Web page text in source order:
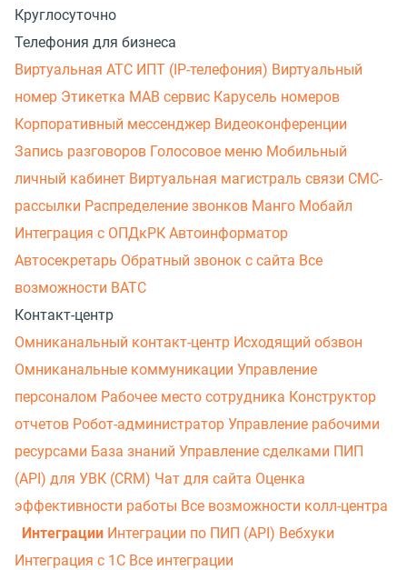
Круглосуточно
Телефония для бизнеса
Виртуальная АТС ИПТ (IP-телефония) Виртуальный
номер Этикетка МАВ сервис Карусель номеров
Корпоративный мессенджер Видеоконференции
Запись разговоров Голосовое меню Мобильный
личный кабинет Виртуальная магистраль связи СМС-
рассылки Распределение звонков Манго Мобайл
Интеграция с ОПДкРК Автоинформатор
Автосекретарь Обратный звонок с сайта Все
возможности ВАТС
Контакт-центр
Омниканальный контакт-центр Исходящий обзвон
Омниканальные коммуникации Управление
персоналом Рабочее место сотрудника Конструктор
отчетов Робот-администратор Управление рабочими
ресурсами База знаний Управление сделками ПИП
(API) для УВК (CRM) Чат для сайта Оценка
эффективности работы Все возможности колл-центра
Интеграции Интеграции по ПИП (API) Вебхуки
Интеграция с 1С Все интеграции